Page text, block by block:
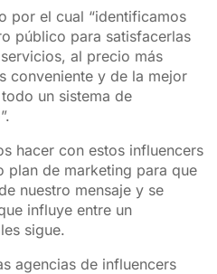
por el cual “identificamos
público para satisfacerlas
al precio más
conveniente y de la mejor
un sistema de
hacer con estos influencers
plan de marketing para que
nuestro mensaje y se
influye entre un
sigue.
agencias de influencers